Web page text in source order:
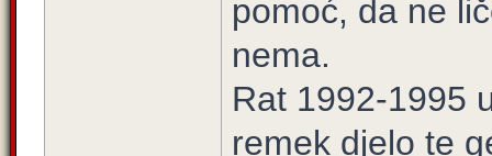
pomoć, da ne
nema.
Rat 1992-1995
remek djelo te